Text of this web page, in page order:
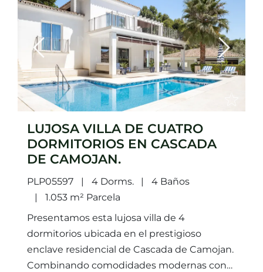
Previous Next
LUJOSA VILLA DE CUATRO
DORMITORIOS EN CASCADA
DE CAMOJAN.
PLP05597 4 Dorms.
4 Baños
1.053 m² Parcela
Presentamos esta lujosa villa de 4
dormitorios ubicada en el prestigioso
enclave residencial de Cascada de Camojan.
Combinando comodidades modernas con